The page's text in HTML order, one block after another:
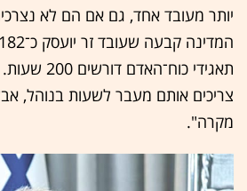
יותר מעובד אחד, גם אם הם לא
תאגידי
צריכים אותם מעבר לשעות בנוהל,
מקרה".